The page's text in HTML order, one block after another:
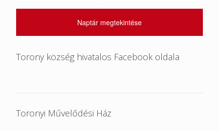
Naptár megtekintése
Torony község hivatalos Facebook oldala
Toronyi Művelődési Ház